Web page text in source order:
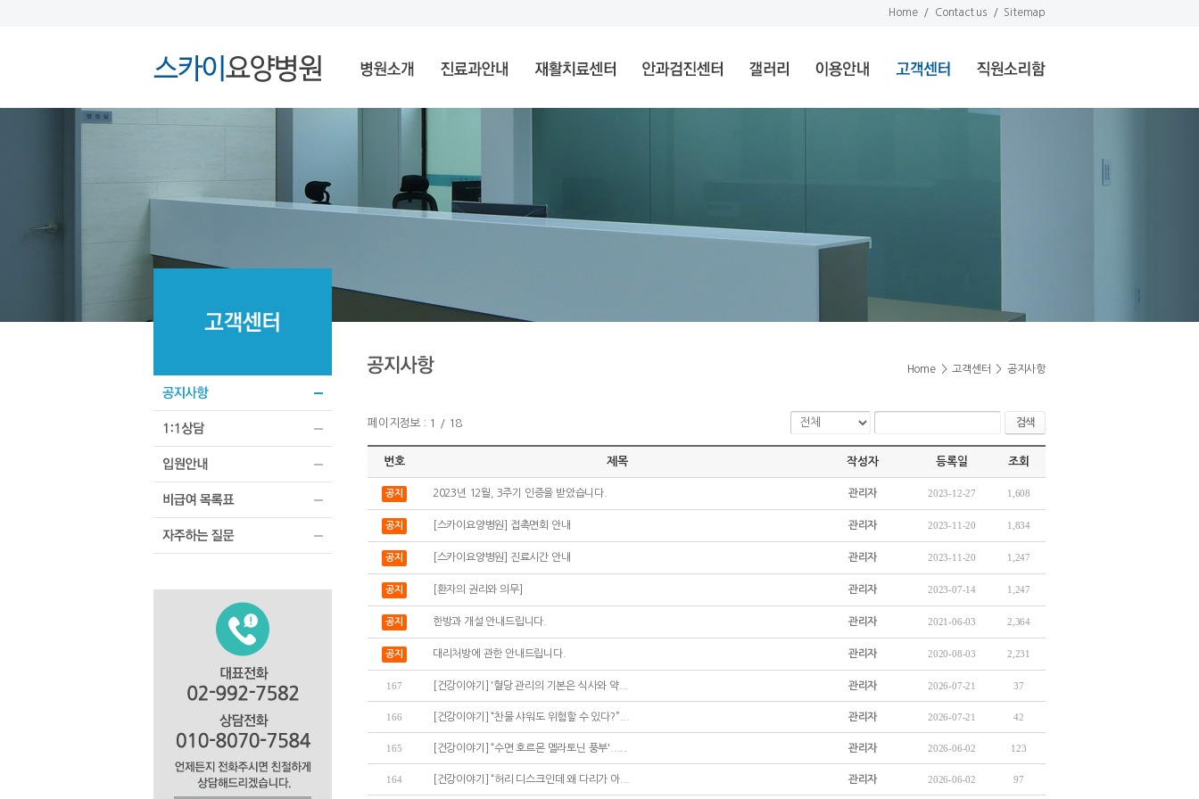
Home / Contact us / Sitemap
Home > 고객센터 > 공지사항
페이지정보 : 1 / 18 검색
번호 제목 작성자 등록일 조회
공지 2023년 12월, 3주기 인증을 받았습니다. 관리자 2023-12-27 1,608
공지 [스카이요양병원] 접촉면회 안내 관리자 2023-11-20 1,834
공지 [스카이요양병원] 진료시간 안내 관리자 2023-11-20 1,247
공지 [환자의 권리와 의무] 관리자 2023-07-14 1,247
공지 한방과 개설 안내드립니다. 관리자 2021-06-03 2,364
공지 대리처방에 관한 안내드립니다. 관리자 2020-08-03 2,231
167 [건강이야기] '혈당 관리의 기본은 식사와 약... 관리자 2026-07-21 37
166 [건강이야기] “찬물 샤워도 위험할 수 있다?”... 관리자 2026-07-21 42
165 [건강이야기] “수면 호르몬 멜라토닌 풍부'..... 관리자 2026-06-02 123
164 [건강이야기] “허리 디스크인데 왜 다리가 아... 관리자 2026-06-02 97